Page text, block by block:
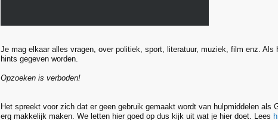
Je mag elkaar alles vragen, over politiek, sport, literatuur, muziek, film enz. Als
hints gegeven worden.
Opzoeken is verboden!
Het spreekt voor zich dat er geen gebruik gemaakt wordt van hulpmiddelen als
erg makkelijk maken. We letten hier goed op dus kijk uit wat je hier doet. Lees